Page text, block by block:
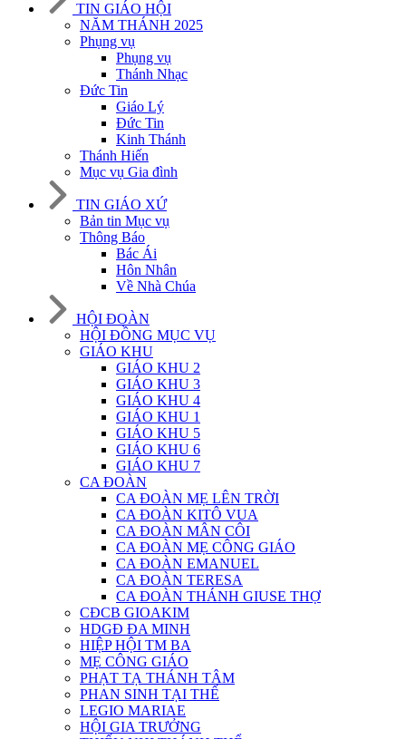
TIN GIÁO HỘI
NĂM THÁNH 2025
Phụng vụ
Phụng vụ
Thánh Nhạc
Đức Tin
Giáo Lý
Đức Tin
Kinh Thánh
Thánh Hiến
Mục vụ Gia đình
TIN GIÁO XỨ
Bản tin Mục vụ
Thông Báo
Bác Ái
Hôn Nhân
Về Nhà Chúa
HỘI ĐOÀN
HỘI ĐỒNG MỤC VỤ
GIÁO KHU
GIÁO KHU 2
GIÁO KHU 3
GIÁO KHU 4
GIÁO KHU 1
GIÁO KHU 5
GIÁO KHU 6
GIÁO KHU 7
CA ĐOÀN
CA ĐOÀN MẸ LÊN TRỜI
CA ĐOÀN KITÔ VUA
CA ĐOÀN MÂN CÔI
CA ĐOÀN MẸ CÔNG GIÁO
CA ĐOÀN EMANUEL
CA ĐOÀN TERESA
CA ĐOÀN THÁNH GIUSE THỢ
CĐCB GIOAKIM
HDGĐ ĐA MINH
HIỆP HỘI TM BA
MẸ CÔNG GIÁO
PHẠT TẠ THÁNH TÂM
PHAN SINH TẠI THẾ
LEGIO MARIAE
HỘI GIA TRƯỞNG